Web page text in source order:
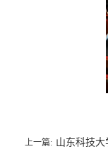
上一篇: 山东科技